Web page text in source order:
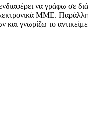
να γράφω σε
ΜΜΕ.
και γνωρίζω το